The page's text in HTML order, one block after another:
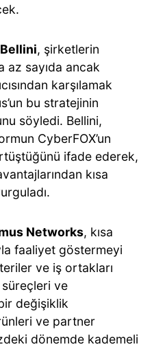
, şirketlerin
az sayıda ancak
karşılamak
bu stratejinin
söyledi. Bellini,
CyberFOX’un
ifade ederek,
kısa
Networks, kısa
faaliyet göstermeyi
ve iş ortakları
süreçleri ve
değişiklik
ve partner
dönemde kademeli